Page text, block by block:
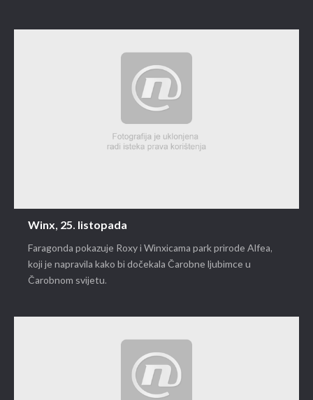
Winx, 25. listopada
Faragonda pokazuje Roxy i Winxicama park prirode Alfea,
koji je napravila kako bi dočekala Čarobne ljubimce u
Čarobnom svijetu.